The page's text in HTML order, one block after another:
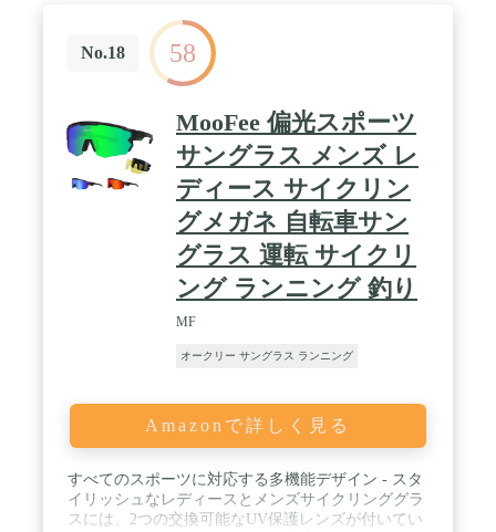
No.18 58
MooFee 偏光スポーツ
サングラス メンズ レ
ディース サイクリン
グメガネ 自転車サン
グラス 運転 サイクリ
ング ランニング 釣り
MF
オークリー サングラス ランニング
Amazonで詳しく見る
すべてのスポーツに対応する多機能デザイン - スタ
イリッシュなレディースとメンズサイクリンググラ
スには、2つの交換可能なUV保護レンズが付いてい